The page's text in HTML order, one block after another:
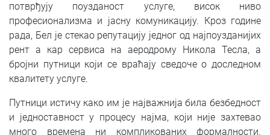
потврђују поузданост услуге, висок ниво
професионализма и јасну комуникацију. Кроз године
рада, Бел је стекао репутацију једног од најпоузданијих
рент а кар сервиса на аеродрому Никола Тесла, а
бројни путници који се враћају сведоче о доследном
квалитету услуге.
Путници истичу како им је најважнија била безбедност
и једноставност у процесу најма, који није захтевао
много времена ни компликованих формалности.